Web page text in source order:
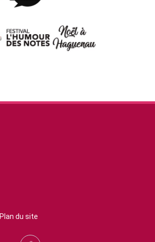
Plan du site